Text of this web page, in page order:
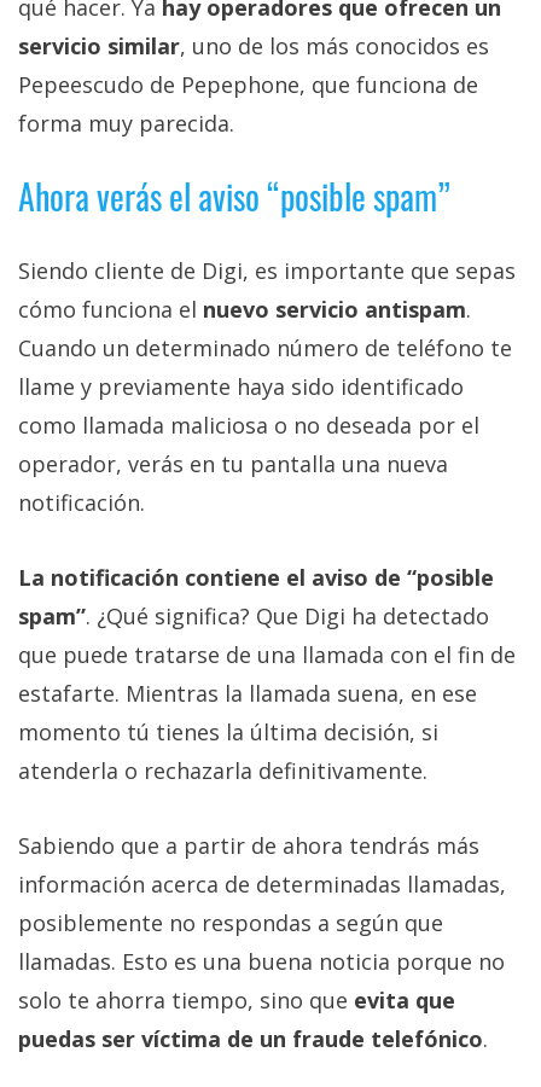
qué hacer. Ya hay operadores que ofrecen un
servicio similar, uno de los más conocidos es
Pepeescudo de Pepephone, que funciona de
forma muy parecida.
Ahora verás el aviso “posible spam”
Siendo cliente de Digi, es importante que sepas
cómo funciona el nuevo servicio antispam.
Cuando un determinado número de teléfono te
llame y previamente haya sido identificado
como llamada maliciosa o no deseada por el
operador, verás en tu pantalla una nueva
notificación.
La notificación contiene el aviso de “posible
spam”. ¿Qué significa? Que Digi ha detectado
que puede tratarse de una llamada con el fin de
estafarte. Mientras la llamada suena, en ese
momento tú tienes la última decisión, si
atenderla o rechazarla definitivamente.
Sabiendo que a partir de ahora tendrás más
información acerca de determinadas llamadas,
posiblemente no respondas a según que
llamadas. Esto es una buena noticia porque no
solo te ahorra tiempo, sino que evita que
puedas ser víctima de un fraude telefónico.